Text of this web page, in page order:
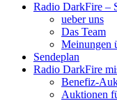
Radio DarkFire –
ueber uns
Das Team
Meinungen
Sendeplan
Radio DarkFire
Benefiz-
Auktionen